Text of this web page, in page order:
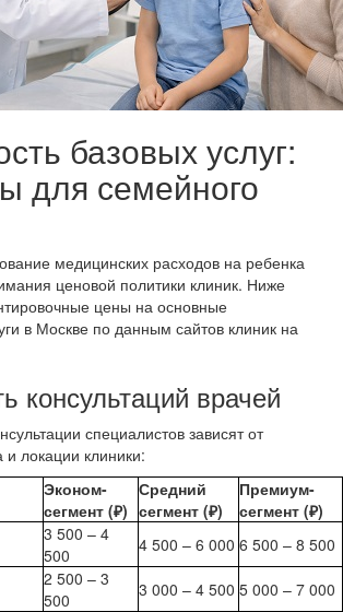
базовых услуг:
для семейного
медицинских расходов на ребенка
ценовой политики клиник. Ниже
цены на основные
в Москве по данным сайтов клиник на
консультаций врачей
специалистов зависят от
локации клиники:
Эконом-
сегмент (₽)
Средний
сегмент (₽)
Премиум-
сегмент (₽)
3 500 – 4
500
4 500 – 6 000 6 500 – 8 500
2 500 – 3
500
3 000 – 4 500 5 000 – 7 000